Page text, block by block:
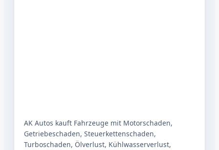
AK Autos kauft Fahrzeuge mit Motorschaden,
Getriebeschaden, Steuerkettenschaden,
Turboschaden, Ölverlust, Kühlwasserverlust,